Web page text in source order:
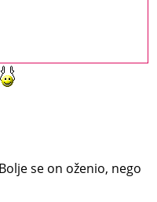
se on oženio, nego